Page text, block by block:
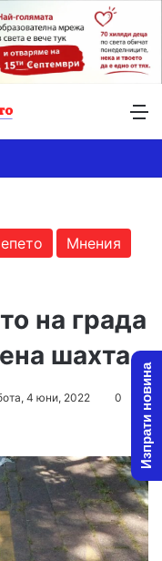
Мнения
на града
шахта
4 юни, 2022 0 Изпрати новина